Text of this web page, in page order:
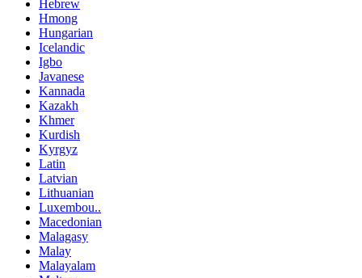
Hebrew
Hmong
Hungarian
Icelandic
Igbo
Javanese
Kannada
Kazakh
Khmer
Kurdish
Kyrgyz
Latin
Latvian
Lithuanian
Luxembou..
Macedonian
Malagasy
Malay
Malayalam